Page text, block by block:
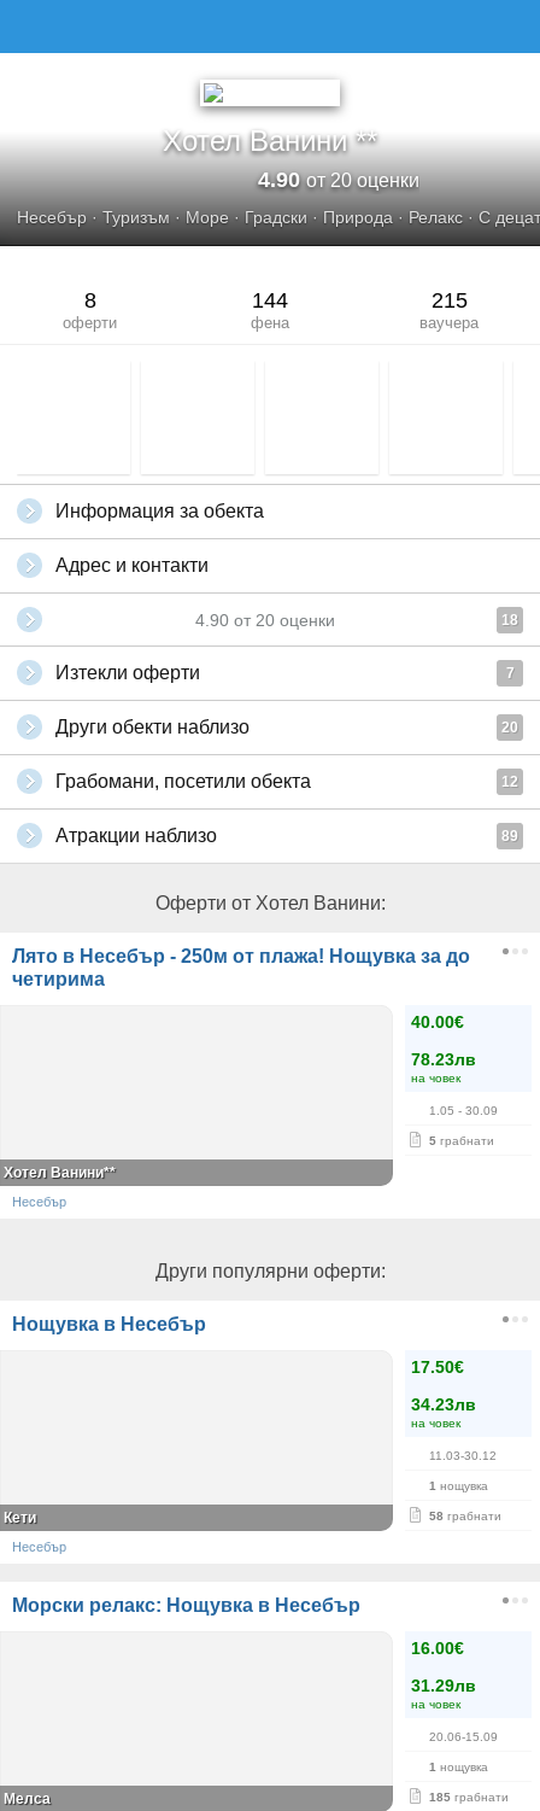
Хотел Ванини **
4.90от 20 оценки
Несебър · Туризъм · Море · Градски · Природа · Релакс · С
8
оферти
144
фена
215
ваучера
Информация за обекта
Адрес и контакти
4.90 от 20 оценки 18
Изтекли оферти 7
Други обекти наблизо 20
Грабомани, посетили обекта 12
Атракции наблизо 89
Оферти от Хотел Ванини:
Лято в Несебър - 250м от плажа! Нощувка за до
четирима
40.00€
78.23лв
на човек
1.05 - 30.09
5 грабнати
Хотел Ванини**
Несебър
Други популярни оферти:
Нощувка в Несебър
17.50€
34.23лв
на човек
11.03-30.12
1 нощувка
58 грабнати
Кети
Несебър
Морски релакс: Нощувка в Несебър
16.00€
31.29лв
на човек
20.06-15.09
1 нощувка
185 грабнати
Мелса